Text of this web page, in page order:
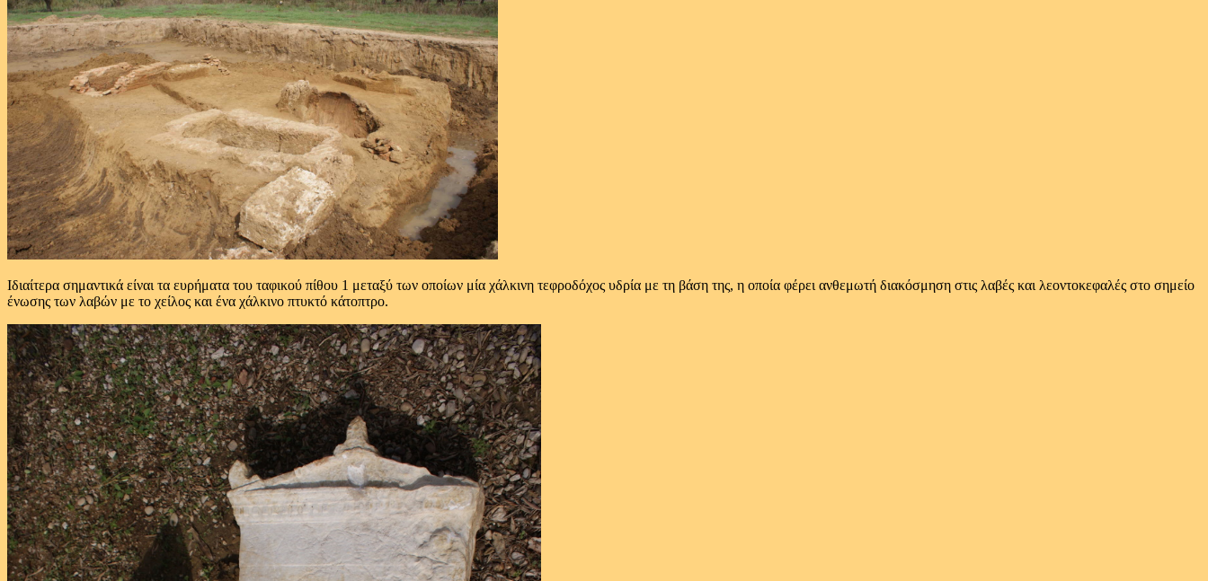
Ιδιαίτερα σημαντικά είναι τα ευρήματα του ταφικού πίθου 1 μεταξύ των οποίων μία χάλκινη τεφροδόχος υδρία με τη βάση της, η οποία φέρει ανθεμωτή διακόσμηση στις λαβές και λεοντοκεφαλές στο σημείο
ένωσης των λαβών με το χείλος και ένα χάλκινο πτυκτό κάτοπτρο.